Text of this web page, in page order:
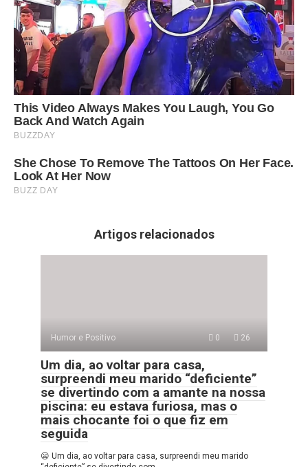
Artigos relacionados
Humor e Positivo 0 26
Um dia, ao voltar para casa,
surpreendi meu marido “deficiente”
se divertindo com a amante na nossa
piscina: eu estava furiosa, mas o
mais chocante foi o que fiz em
seguida
😦 Um dia, ao voltar para casa, surpreendi meu marido